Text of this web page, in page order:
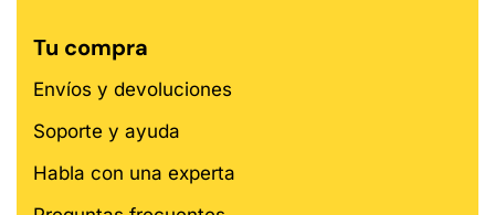
Tu compra
Envíos y devoluciones
Soporte y ayuda
Habla con una experta